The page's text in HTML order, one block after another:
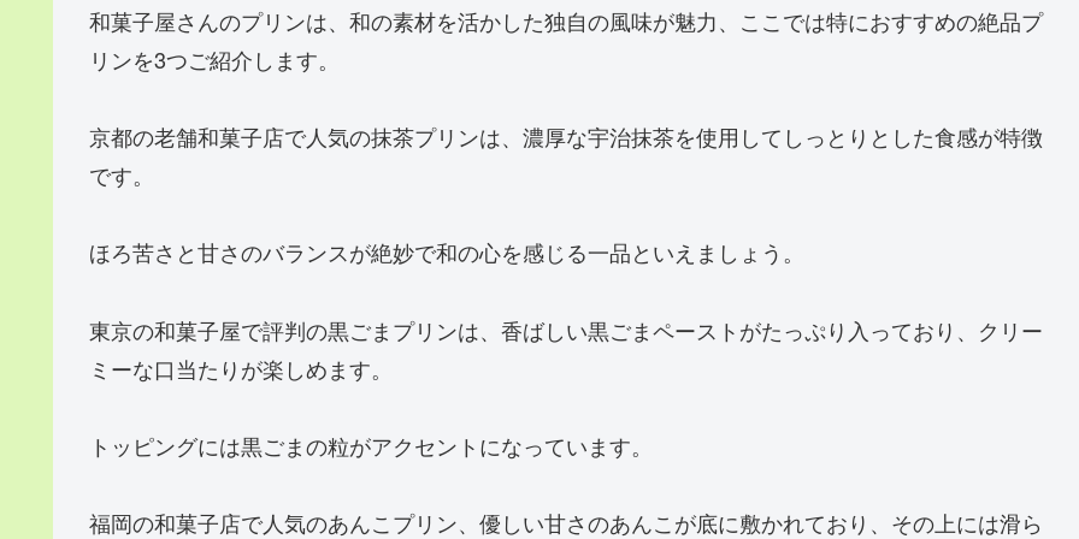
和菓子屋さんのプリンは、和の素材を活かした独自の風味が魅力、ここでは特におすすめの絶品プ
リンを3つご紹介します。
京都の老舗和菓子店で人気の抹茶プリンは、濃厚な宇治抹茶を使用してしっとりとした食感が特徴
です。
ほろ苦さと甘さのバランスが絶妙で和の心を感じる一品といえましょう。
東京の和菓子屋で評判の黒ごまプリンは、香ばしい黒ごまペーストがたっぷり入っており、クリー
ミーな口当たりが楽しめます。
トッピングには黒ごまの粒がアクセントになっています。
福岡の和菓子店で人気のあんこプリン、優しい甘さのあんこが底に敷かれており、その上には滑ら